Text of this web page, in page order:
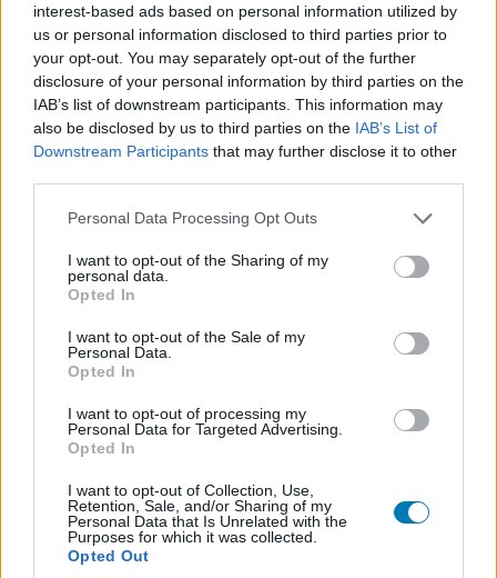
interest-based ads based on personal information utilized by
us or personal information disclosed to third parties prior to
your opt-out. You may separately opt-out of the further
disclosure of your personal information by third parties on the
IAB’s list of downstream participants. This information may
also be disclosed by us to third parties on the IAB’s List of
Downstream Participants that may further disclose it to other
Please note that this website/app uses one or more Google
not limited to your visit or usage behaviour. You may click to
grant or deny consent to Google and its third-party tags to
use your data for below specified purposes in below Google
consent section.
Personal Data Processing Opt Outs
I want to opt-out of the Sharing of my
personal data.
Opted In
I want to opt-out of the Sale of my
Personal Data.
Opted In
I want to opt-out of processing my
Personal Data for Targeted Advertising.
Opted In
I want to opt-out of Collection, Use,
Retention, Sale, and/or Sharing of my
Personal Data that Is Unrelated with the
Purposes for which it was collected.
Opted Out
Ez azonban nem általános gyakorlat, nem lesz minden
exkluzív esetében áremelés. AGame Informer
nyilatkozva a cég képviselője elmondta, hogy egyedileg
láthatáron, remélhetőleg nem is lépik meg, amíg nem
készül el egy erősebb változat - vagy egyenesen
Videótesztek, magyarázók, érdekességek,
magyar feliratos előzetesek.